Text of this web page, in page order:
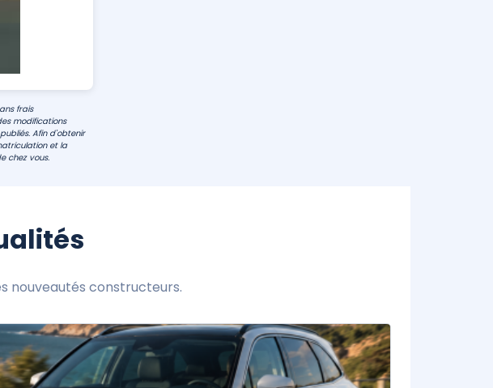
frais
modifications
Afin d'obtenir
et la
chez vous.
nouveautés constructeurs.